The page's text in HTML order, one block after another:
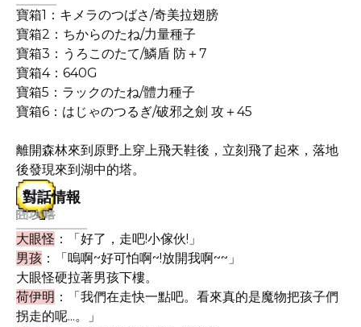
寶箱1：キメラのつばさ/奇美拉翅膀
寶箱2：ちからのたね/力量種子
寶箱3：うろこのたて/鱗盾 防＋7
寶箱4：640G
寶箱5：ラックのたね/體力種子
寶箱6：はじゃのつるぎ/破邪之劍 攻＋45
離開森林來到原野上穿上飛天鞋後，立刻飛了起來，落地
後發現來到湖中的塔。
對話情報
大眼怪 ：「好了，走吧!小傢伙!」
男孩 ：「嗚啊~好可怕啊~!放開我啊~~」
大眼怪硬拉著男孩下樓。
荷伊明 ：「我們在走快一點吧。看來真的是魔物把孩子們
拐走的呢...。」